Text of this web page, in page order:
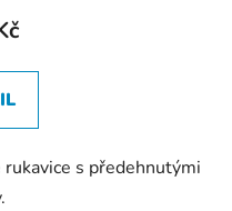
s předehnutými